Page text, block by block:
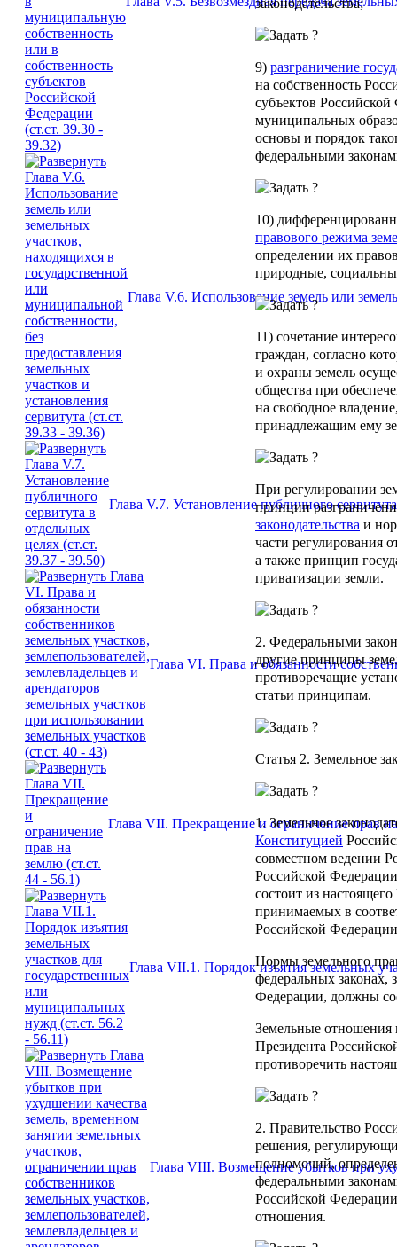
Глава V.6. Использование земель или
Глава V.7. Установление публичного
Глава VI. Права и обязанности
Глава VII. Прекращение и ограничение прав
Глава VII.1. Порядок изъятия земельных
Глава VIII. Возмещение убытков при
законодательства;
9) разграничение
на собственность
субъектов
муниципальных
основы и порядок
федеральными
10)
правового режима
определении их
природные,
11) сочетание
граждан, согласно
и охраны земель
общества при
на свободное
принадлежащим ему
При регулировании
принцип
законодательства и
части регулирования
а также принцип
приватизации земли.
2. Федеральными
другие принципы
противоречащие
статьи принципам.
Статья 2. Земельное
1. Земельное
Конституцией
совместном ведении
Российской
состоит из
принимаемых в
Российской
Нормы земельного
федеральных законах,
Федерации, должны
Земельные отношения
Президента
противоречить
2. Правительство
решения,
полномочий,
федеральными
Российской
отношения.